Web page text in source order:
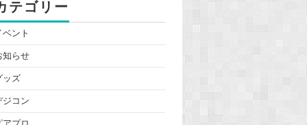
テゴリー
ベント
知らせ
ッズ
ジコン